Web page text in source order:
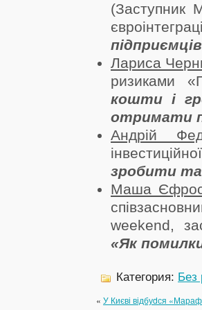
(Заступник
Лариса
ризиками
кошти і
отримати
Андрій
зробити
Маша
weekend,
«Як
Категория: Без
« У Києві відбуdся